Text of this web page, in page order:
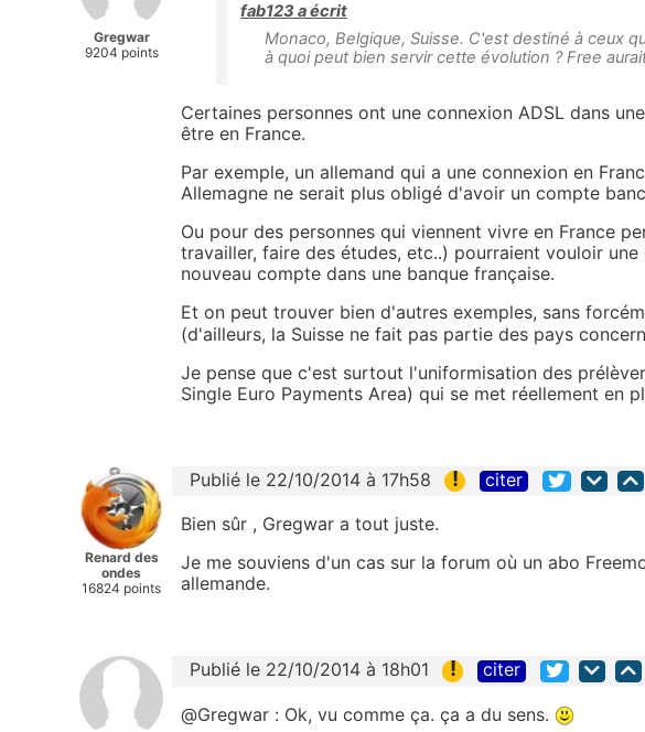
Gregwar
9204 points
fab123 a écrit
Monaco, Belgique, Suisse. C'est destiné à ceux
à quoi peut bien servir cette évolution ? Free
Certaines personnes ont une connexion ADSL dans
être en France.
Par exemple, un allemand qui a une connexion en
Allemagne ne serait plus obligé d'avoir un compte
Ou pour des personnes qui viennent vivre en France
travailler, faire des études, etc..) pourraient vouloir
nouveau compte dans une banque française.
Et on peut trouver bien d'autres exemples, sans
(d'ailleurs, la Suisse ne fait pas partie des pays
Je pense que c'est surtout l'uniformisation des
Single Euro Payments Area) qui se met réellement en
Renard des
ondes
16824 points
Publié le 22/10/2014 à 17h58 ! citer
Bien sûr , Gregwar a tout juste.
Je me souviens d'un cas sur la forum où un abo
allemande.
Publié le 22/10/2014 à 18h01 ! citer
@Gregwar : Ok, vu comme ça. ça a du sens.